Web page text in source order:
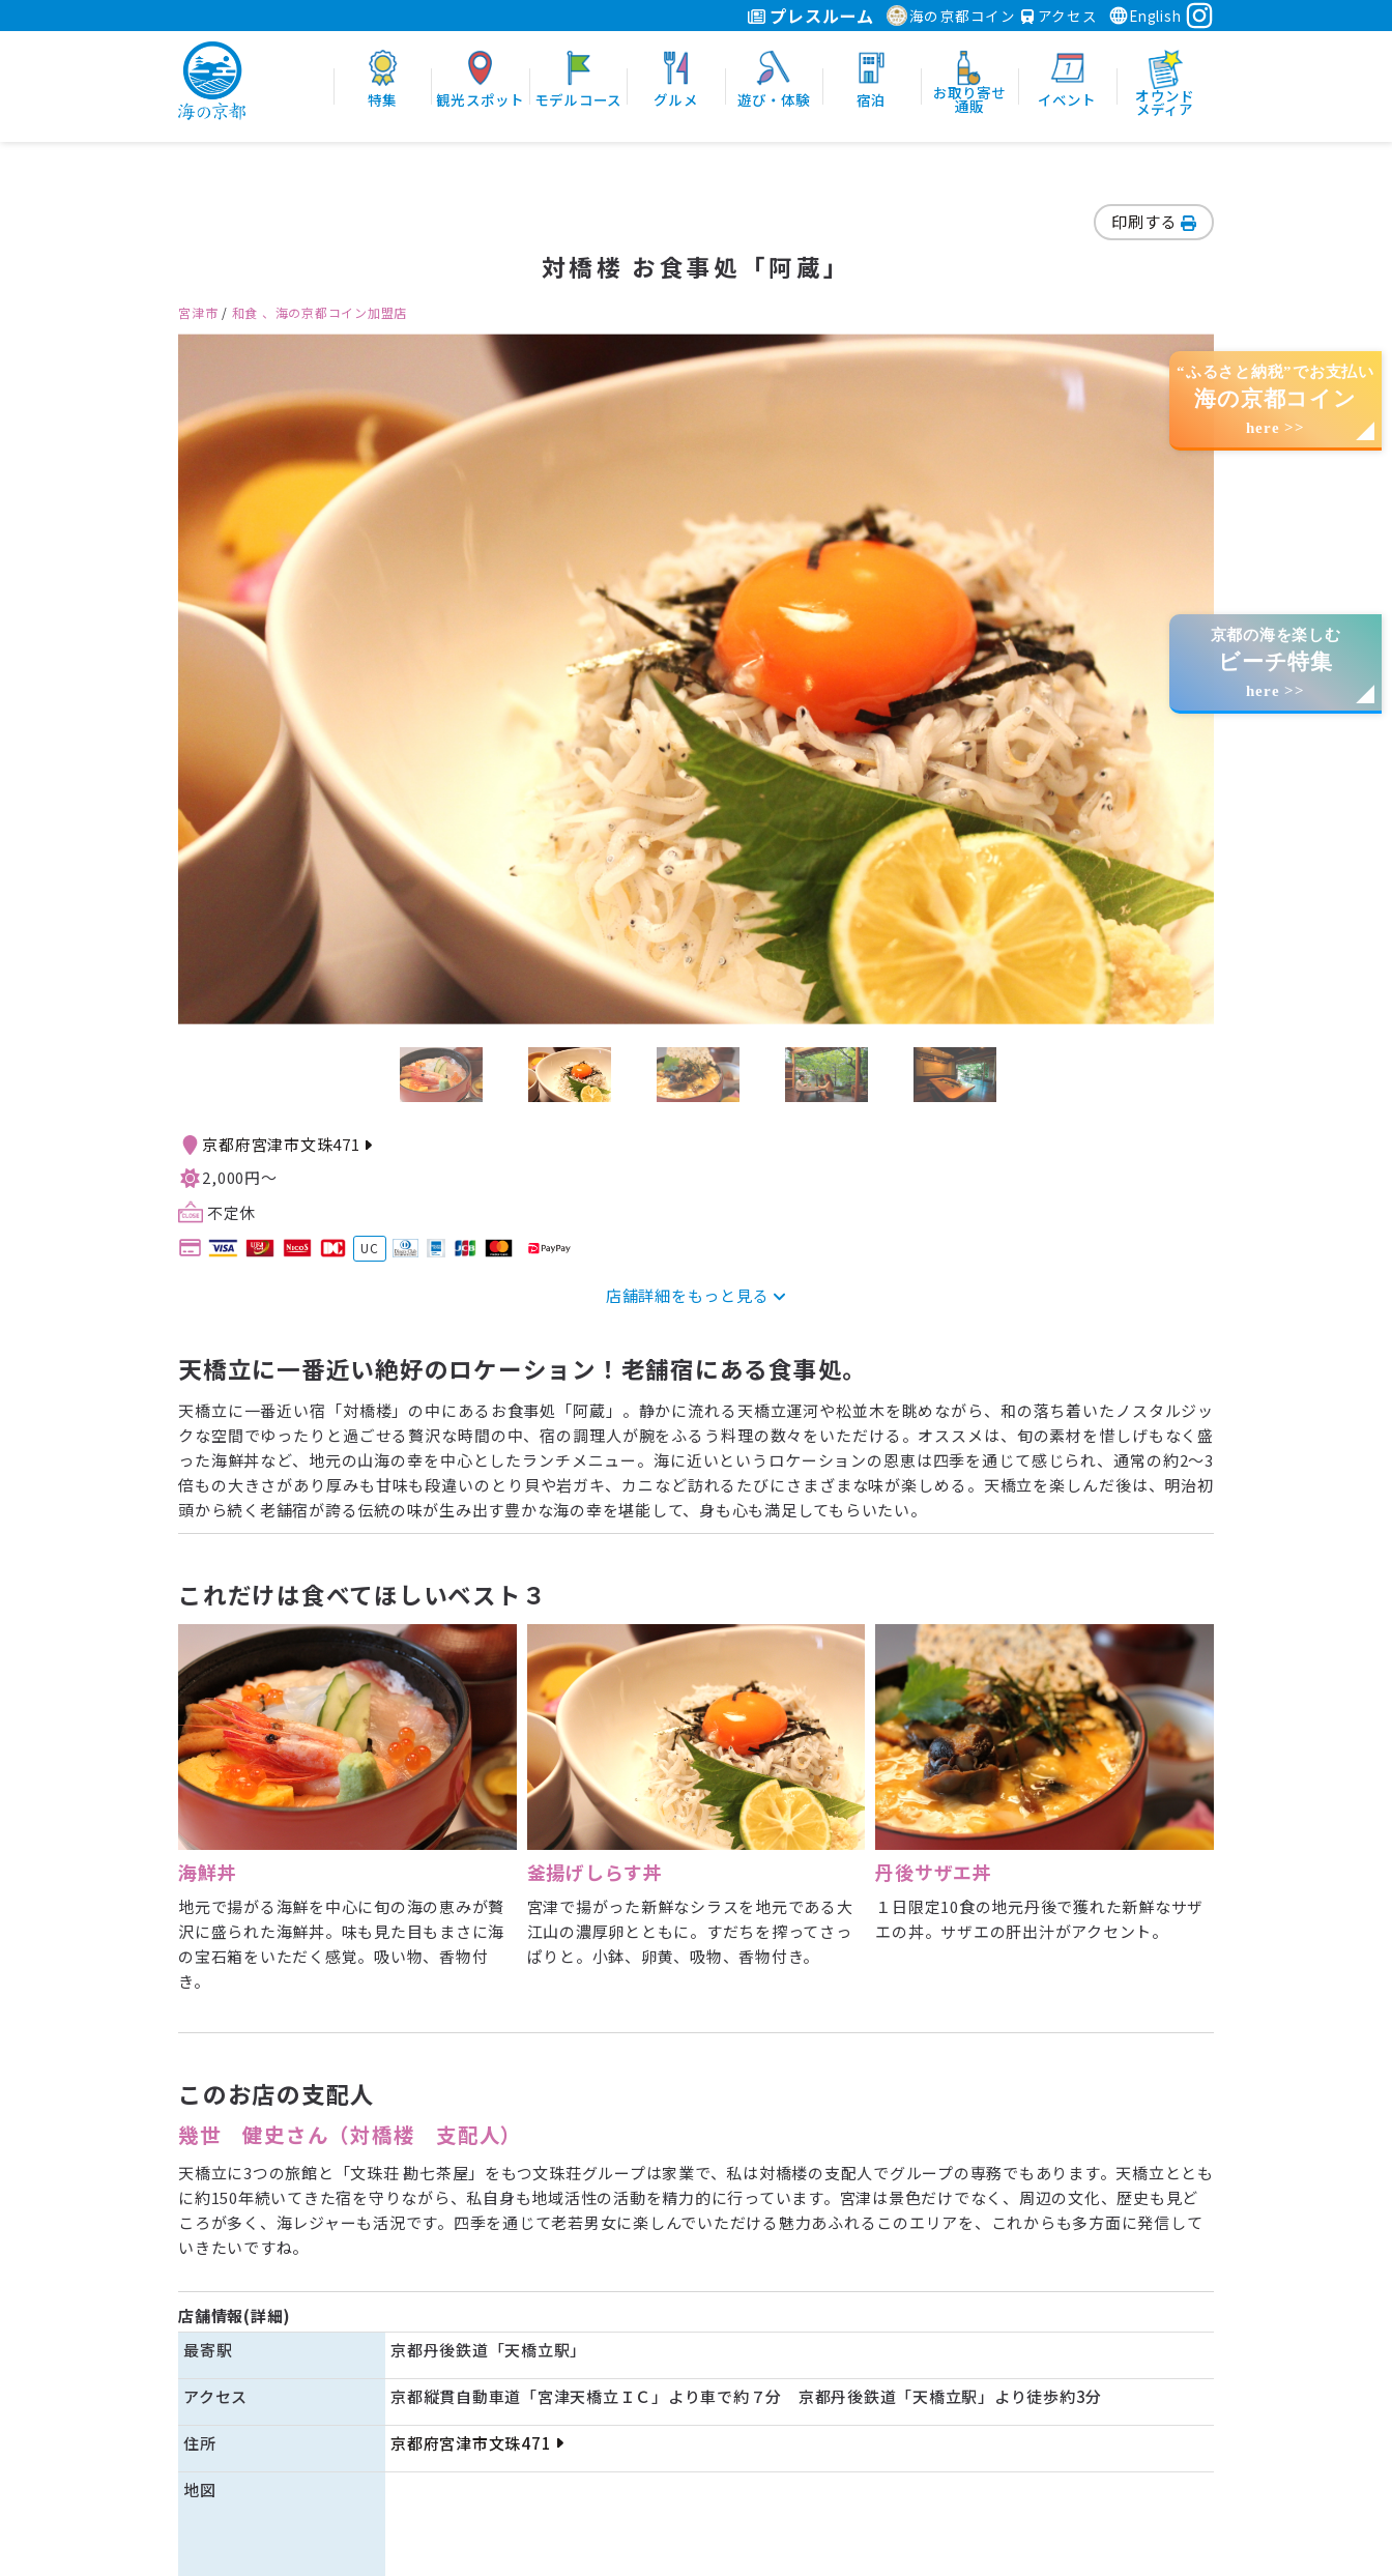
プレスルーム 海の京都コイン アクセス English
特集 観光スポット モデルコース グルメ 遊び・体験 宿泊 お取り寄せ
通販 イベント オウンド
メディア
“ふるさと納税”でお支払い
海の京都コイン
here >>
京都の海を楽しむ
ビーチ特集
here >>
印刷する
対橋楼 お食事処「阿蔵」
宮津市 / 和食 、海の京都コイン加盟店
京都府宮津市文珠471
2,000円～
不定休
UC
店舗詳細をもっと見る
天橋立に一番近い絶好のロケーション！老舗宿にある食事処。
天橋立に一番近い宿「対橋楼」の中にあるお食事処「阿蔵」。静かに流れる天橋立運河や松並木を眺めながら、和の落ち着いたノスタルジッ
クな空間でゆったりと過ごせる贅沢な時間の中、宿の調理人が腕をふるう料理の数々をいただける。オススメは、旬の素材を惜しげもなく盛
った海鮮丼など、地元の山海の幸を中心としたランチメニュー。海に近いというロケーションの恩恵は四季を通じて感じられ、通常の約2～3
倍もの大きさがあり厚みも甘味も段違いのとり貝や岩ガキ、カニなど訪れるたびにさまざまな味が楽しめる。天橋立を楽しんだ後は、明治初
頭から続く老舗宿が誇る伝統の味が生み出す豊かな海の幸を堪能して、身も心も満足してもらいたい。
これだけは食べてほしいベスト３
海鮮丼
地元で揚がる海鮮を中心に旬の海の恵みが贅
沢に盛られた海鮮丼。味も見た目もまさに海
の宝石箱をいただく感覚。吸い物、香物付
き。
釜揚げしらす丼
宮津で揚がった新鮮なシラスを地元である大
江山の濃厚卵とともに。すだちを搾ってさっ
ぱりと。小鉢、卵黄、吸物、香物付き。
丹後サザエ丼
１日限定10食の地元丹後で獲れた新鮮なサザ
エの丼。サザエの肝出汁がアクセント。
このお店の支配人
幾世 健史さん（対橋楼 支配人）
天橋立に3つの旅館と「文珠荘 勘七茶屋」をもつ文珠荘グループは家業で、私は対橋楼の支配人でグループの専務でもあります。天橋立ととも
に約150年続いてきた宿を守りながら、私自身も地域活性の活動を精力的に行っています。宮津は景色だけでなく、周辺の文化、歴史も見ど
ころが多く、海レジャーも活況です。四季を通じて老若男女に楽しんでいただける魅力あふれるこのエリアを、これからも多方面に発信して
いきたいですね。
店舗情報(詳細)
最寄駅
京都丹後鉄道「天橋立駅」
アクセス 京都縦貫自動車道「宮津天橋立ＩＣ」より車で約７分 京都丹後鉄道「天橋立駅」より徒歩約3分
住所 京都府宮津市文珠471
地図